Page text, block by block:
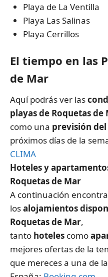
Playa de La Ventilla
Playa Las Salinas
Playa Cerrillos
El tiempo en las
de Mar
Aquí podrás ver las
playas de Roquetas de
como una previsión
próximos días de la
CLIMA
Hoteles y
Roquetas de Mar
A continuación
losalojamientos
Roquetas de Mar,
tanto hoteles como
mejores ofertas de la
que mereces a una de